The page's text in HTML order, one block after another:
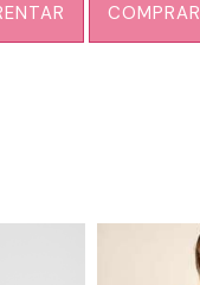
COMPRAR